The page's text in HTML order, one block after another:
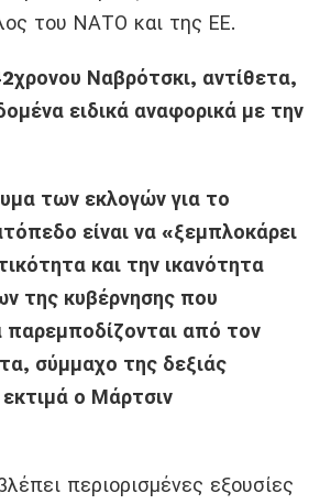
του ΝΑΤΟ και της ΕΕ.
Ναβρότσκι, αντίθετα,
ειδικά αναφορικά με την
των εκλογών για το
είναι να «ξεμπλοκάρει
και την ικανότητα
της κυβέρνησης που
παρεμποδίζονται από τον
σύμμαχο της δεξιάς
ο Μάρτσιν
περιορισμένες εξουσίες